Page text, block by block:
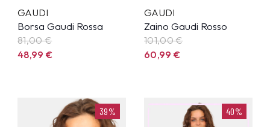
GAUDI
Borsa Gaudi Rossa
81,00 €
48,99€
GAUDI
Zaino Gaudi Rosso
101,00 €
60,99€
39% 40%